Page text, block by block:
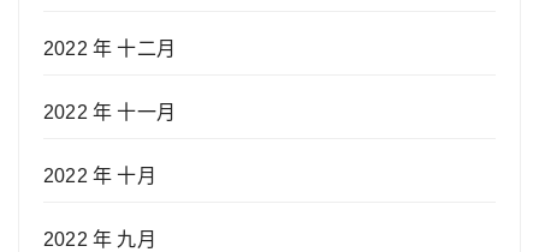
2022 年 十二月
2022 年 十一月
2022 年 十月
2022 年 九月